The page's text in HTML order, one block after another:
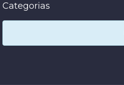
Categorias